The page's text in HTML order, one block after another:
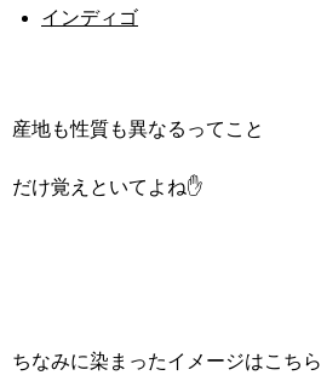
インディゴ
産地も性質も異なるってこと
だけ覚えといてよね✋
ちなみに染まったイメージはこちら